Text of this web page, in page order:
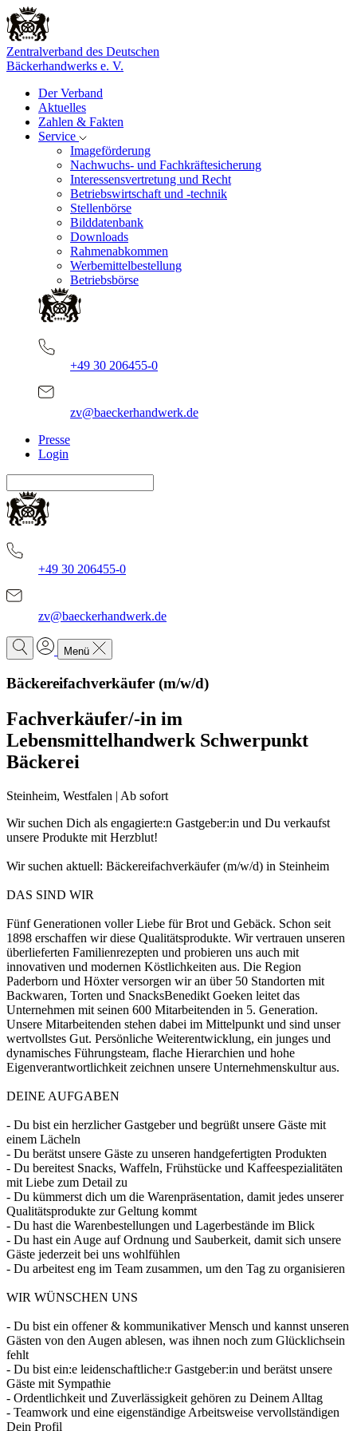
Zentralverband des Deutschen
Bäckerhandwerks e. V.
Der Verband
Aktuelles
Zahlen & Fakten
Service
Imageförderung
Nachwuchs- und Fachkräftesicherung
Interessensvertretung und Recht
Betriebswirtschaft und -technik
Stellenbörse
Bilddatenbank
Downloads
Rahmenabkommen
Werbemittelbestellung
Betriebsbörse
+49 30 206455-0
zv@baeckerhandwerk.de
Presse
Login
+49 30 206455-0
zv@baeckerhandwerk.de
Menü
Bäckereifachverkäufer (m/w/d)
Fachverkäufer/-in im
Lebensmittelhandwerk Schwerpunkt
Bäckerei
Steinheim, Westfalen | Ab sofort
Wir suchen Dich als engagierte:n Gastgeber:in und Du verkaufst
unsere Produkte mit Herzblut!
Wir suchen aktuell: Bäckereifachverkäufer (m/w/d) in Steinheim
DAS SIND WIR
Fünf Generationen voller Liebe für Brot und Gebäck. Schon seit
1898 erschaffen wir diese Qualitätsprodukte. Wir vertrauen unseren
überlieferten Familienrezepten und probieren uns auch mit
innovativen und modernen Köstlichkeiten aus. Die Region
Paderborn und Höxter versorgen wir an über 50 Standorten mit
Backwaren, Torten und SnacksBenedikt Goeken leitet das
Unternehmen mit seinen 600 Mitarbeitenden in 5. Generation.
Unsere Mitarbeitenden stehen dabei im Mittelpunkt und sind unser
wertvollstes Gut. Persönliche Weiterentwicklung, ein junges und
dynamisches Führungsteam, flache Hierarchien und hohe
Eigenverantwortlichkeit zeichnen unsere Unternehmenskultur aus.
DEINE AUFGABEN
- Du bist ein herzlicher Gastgeber und begrüßt unsere Gäste mit
einem Lächeln
- Du berätst unsere Gäste zu unseren handgefertigten Produkten
- Du bereitest Snacks, Waffeln, Frühstücke und Kaffeespezialitäten
mit Liebe zum Detail zu
- Du kümmerst dich um die Warenpräsentation, damit jedes unserer
Qualitätsprodukte zur Geltung kommt
- Du hast die Warenbestellungen und Lagerbestände im Blick
- Du hast ein Auge auf Ordnung und Sauberkeit, damit sich unsere
Gäste jederzeit bei uns wohlfühlen
- Du arbeitest eng im Team zusammen, um den Tag zu organisieren
WIR WÜNSCHEN UNS
- Du bist ein offener & kommunikativer Mensch und kannst unseren
Gästen von den Augen ablesen, was ihnen noch zum Glücklichsein
fehlt
- Du bist ein:e leidenschaftliche:r Gastgeber:in und berätst unsere
Gäste mit Sympathie
- Ordentlichkeit und Zuverlässigkeit gehören zu Deinem Alltag
- Teamwork und eine eigenständige Arbeitsweise vervollständigen
Dein Profil